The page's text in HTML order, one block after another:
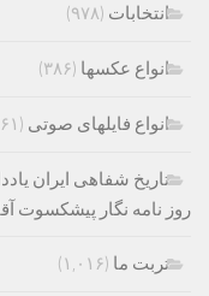
انتخابات (۹۷۸)
انواع عکسها (۳۸۶)
انواع فایلهای صوتی (۶۱)
تاریخ شفاهی ایران
روز نامه نگار پیشکسوت
تربت ما (۱,۰۱۶)